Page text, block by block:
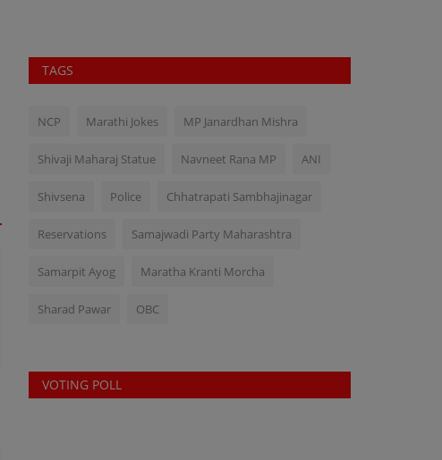
TAGS
NCP Marathi Jokes MP Janardhan Mishra
Shivaji Maharaj Statue Navneet Rana MP ANI
Shivsena Police Chhatrapati Sambhajinagar
Reservations Samajwadi Party Maharashtra
Samarpit Ayog Maratha Kranti Morcha
Sharad Pawar OBC
VOTING POLL